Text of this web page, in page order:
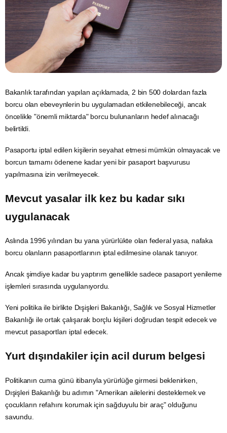
Bakanlık tarafından yapılan açıklamada, 2 bin 500 dolardan fazla
borcu olan ebeveynlerin bu uygulamadan etkilenebileceği, ancak
öncelikle "önemli miktarda" borcu bulunanların hedef alınacağı
belirtildi.
Pasaportu iptal edilen kişilerin seyahat etmesi mümkün olmayacak ve
borcun tamamı ödenene kadar yeni bir pasaport başvurusu
yapılmasına izin verilmeyecek.
Mevcut yasalar ilk kez bu kadar sıkı
uygulanacak
Aslında 1996 yılından bu yana yürürlükte olan federal yasa, nafaka
borcu olanların pasaportlarının iptal edilmesine olanak tanıyor.
Ancak şimdiye kadar bu yaptırım genellikle sadece pasaport yenileme
işlemleri sırasında uygulanıyordu.
Yeni politika ile birlikte Dışişleri Bakanlığı, Sağlık ve Sosyal Hizmetler
Bakanlığı ile ortak çalışarak borçlu kişileri doğrudan tespit edecek ve
mevcut pasaportları iptal edecek.
Yurt dışındakiler için acil durum belgesi
Politikanın cuma günü itibarıyla yürürlüğe girmesi beklenirken,
Dışişleri Bakanlığı bu adımın "Amerikan ailelerini desteklemek ve
çocukların refahını korumak için sağduyulu bir araç" olduğunu
savundu.